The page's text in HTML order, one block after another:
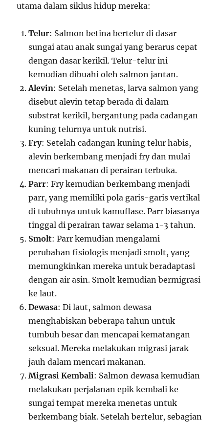
utama dalam siklus hidup mereka:
Telur: Salmon betina bertelur di dasar
sungai atau anak sungai yang berarus cepat
dengan dasar kerikil. Telur-telur ini
kemudian dibuahi oleh salmon jantan.
Alevin: Setelah menetas, larva salmon yang
disebut alevin tetap berada di dalam
substrat kerikil, bergantung pada cadangan
kuning telurnya untuk nutrisi.
Fry: Setelah cadangan kuning telur habis,
alevin berkembang menjadi fry dan mulai
mencari makanan di perairan terbuka.
Parr: Fry kemudian berkembang menjadi
parr, yang memiliki pola garis-garis vertikal
di tubuhnya untuk kamuflase. Parr biasanya
tinggal di perairan tawar selama 1-3 tahun.
Smolt: Parr kemudian mengalami
perubahan fisiologis menjadi smolt, yang
memungkinkan mereka untuk beradaptasi
dengan air asin. Smolt kemudian bermigrasi
ke laut.
Dewasa: Di laut, salmon dewasa
menghabiskan beberapa tahun untuk
tumbuh besar dan mencapai kematangan
seksual. Mereka melakukan migrasi jarak
jauh dalam mencari makanan.
Migrasi Kembali: Salmon dewasa kemudian
melakukan perjalanan epik kembali ke
sungai tempat mereka menetas untuk
berkembang biak. Setelah bertelur, sebagian